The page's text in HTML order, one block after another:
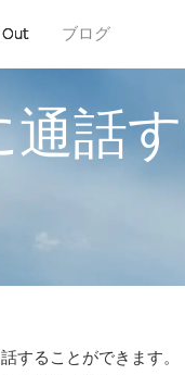
ブログ
話
することができます。